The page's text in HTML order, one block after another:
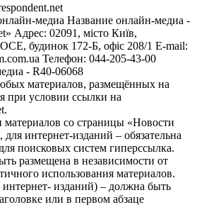
медиа Название онлайн-медиа -
Адрес: 02091, місто Київ,
будинок 172-Б, офіс 208/1 E-mail:
Телефон: 044-205-43-00
- R40-06068
материалов, размещённых на
при условии ссылки на
со страницы «Новости
интернет-изданий – обязательна
поисковых систем гиперссылка.
размещена в независимости от
использования материалов.
изданий) – должна быть
или в первом абзаце